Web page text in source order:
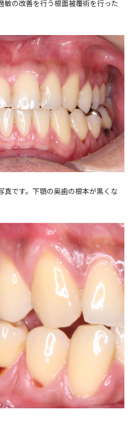
敏の改善を行う根面被覆術を行った
真です。下顎の奥歯の根本が黒くな